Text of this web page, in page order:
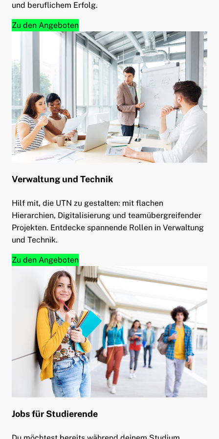
und beruflichem Erfolg.
Zu den Angeboten
Verwaltung und Technik
Hilf mit, die UTN zu gestalten: mit flachen
Hierarchien, Digitalisierung und teamübergreifender
Projekten. Entdecke spannende Rollen in Verwaltung
und Technik.
Zu den Angeboten
Jobs für Studierende